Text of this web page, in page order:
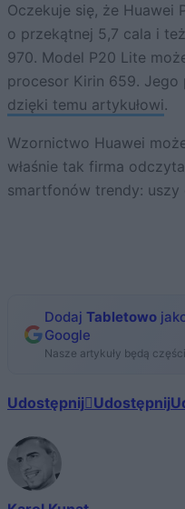
Oczekuje się, że Huawei
o przekątnej 5,7 cala i
970. Model P20 Lite
procesor Kirin 659. Jego
dzięki temu artykułowi.
Wzornictwo Huawei
właśnie tak firma
smartfonów trendy:
Dodaj Tabletowo
Google
Nasze artykuły będą
Udostępnij Udostępnij